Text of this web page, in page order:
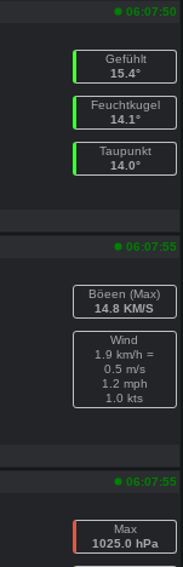
06:07:50
Gefühlt
15.4°
Feuchtkugel
14.1°
Taupunkt
14.0°
06:07:55
Böeen (Max)
14.8 KM/S
Wind
1.9 km/h =
0.5 m/s
1.2 mph
1.0 kts
06:07:55
Max
1025.0 hPa